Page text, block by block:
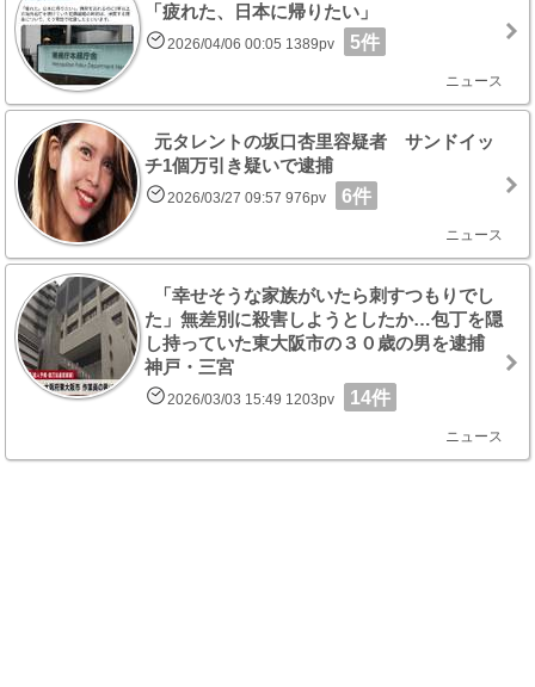
「疲れた、日本に帰りたい」
2026/04/06 00:05 1389pv 5件
ニュース
元タレントの坂口杏里容疑者 サンドイッ
チ1個万引き疑いで逮捕
2026/03/27 09:57 976pv 6件
ニュース
「幸せそうな家族がいたら刺すつもりでし
た」無差別に殺害しようとしたか…包丁を隠
し持っていた東大阪市の３０歳の男を逮捕
神戸・三宮
2026/03/03 15:49 1203pv 14件
ニュース